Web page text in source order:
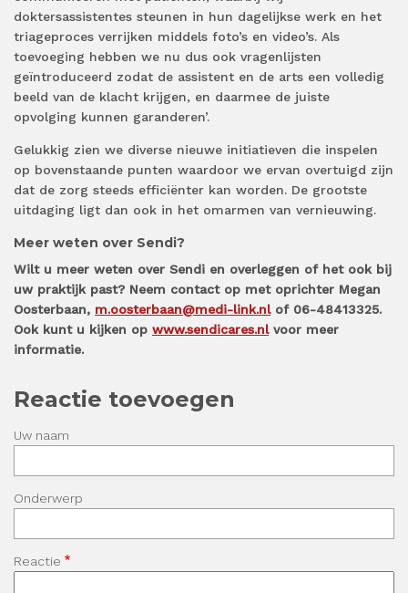
doktersassistentes steunen in hun dagelijkse werk en het
triageproces verrijken middels foto’s en video’s. Als
toevoeging hebben we nu dus ook vragenlijsten
geïntroduceerd zodat de assistent en de arts een volledig
beeld van de klacht krijgen, en daarmee de juiste
opvolging kunnen garanderen’.
Gelukkig zien we diverse nieuwe initiatieven die inspelen
op bovenstaande punten waardoor we ervan overtuigd zijn
dat de zorg steeds efficiënter kan worden. De grootste
uitdaging ligt dan ook in het omarmen van vernieuwing.
Meer weten over Sendi?
Wilt u meer weten over Sendi en overleggen of het ook bij
uw praktijk past? Neem contact op met oprichter Megan
Oosterbaan, m.oosterbaan@medi-link.nlof 06-48413325.
Ook kunt u kijken op www.sendicares.nlvoor meer
informatie.
Reactie toevoegen
Uw naam
Onderwerp
Reactie